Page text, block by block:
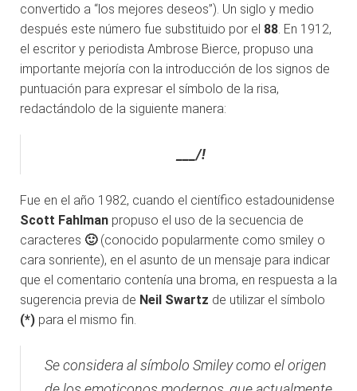
convertido a “los mejores deseos”). Un siglo y medio
después este número fue substituido por el 88. En 1912,
el escritor y periodista Ambrose Bierce, propuso una
importante mejoría con la introducción de los signos de
puntuación para expresar el símbolo de la risa,
redactándolo de la siguiente manera:
___/!
Fue en el año 1982, cuando el científico estadounidense
Scott Fahlman propuso el uso de la secuencia de
caracteres 🙂(conocido popularmente como smiley o
cara sonriente), en el asunto de un mensaje para indicar
que el comentario contenía una broma, en respuesta a la
sugerencia previa de Neil Swartz de utilizar el símbolo
(*) para el mismo fin.
Se considera al símbolo Smiley como el origen